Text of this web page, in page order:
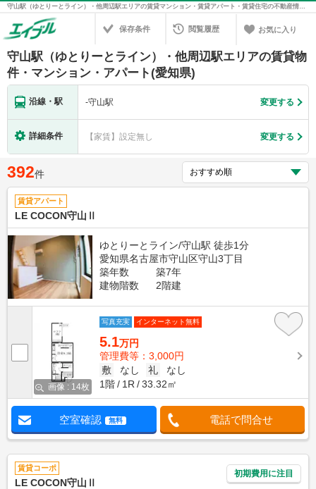
守山駅（ゆとりーとライン）・他周辺駅エリアの賃貸マンション・賃貸アパート・賃貸住宅の不動産情報を検索！不動産賃貸の物件探しは、お部屋探しのエイブル
保存条件 閲覧履歴 お気に入り
守山駅（ゆとりーとライン）・他周辺駅エリアの賃貸物
件・マンション・アパート(愛知県)
沿線・駅 -守山駅 変更する
詳細条件 【家賃】設定無し 変更する
392件
賃貸アパート
LE COCON守山Ⅱ
ゆとりーとライン/守山駅 徒歩1分
愛知県名古屋市守山区守山3丁目
築年数
築7年
建物階数
2階建
画像 : 14枚
写真充実 インターネット無料
5.1万円
管理費等：3,000円
敷
なし 礼
なし
1階
1R 33.32㎡
空室確認 無料 電話で問合せ
賃貸コーポ
LE COCON守山Ⅱ
初期費用に注目